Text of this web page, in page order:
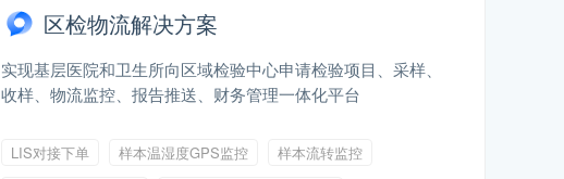
区检物流解决方案
实现基层医院和卫生所向区域检验中心申请检验项目、采样、
收样、物流监控、报告推送、财务管理一体化平台
LIS对接下单 样本温湿度GPS监控
样本流转监控